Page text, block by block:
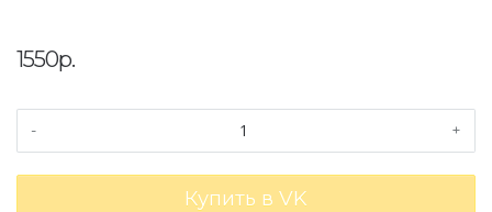
1550р.
- +
Купить в VK